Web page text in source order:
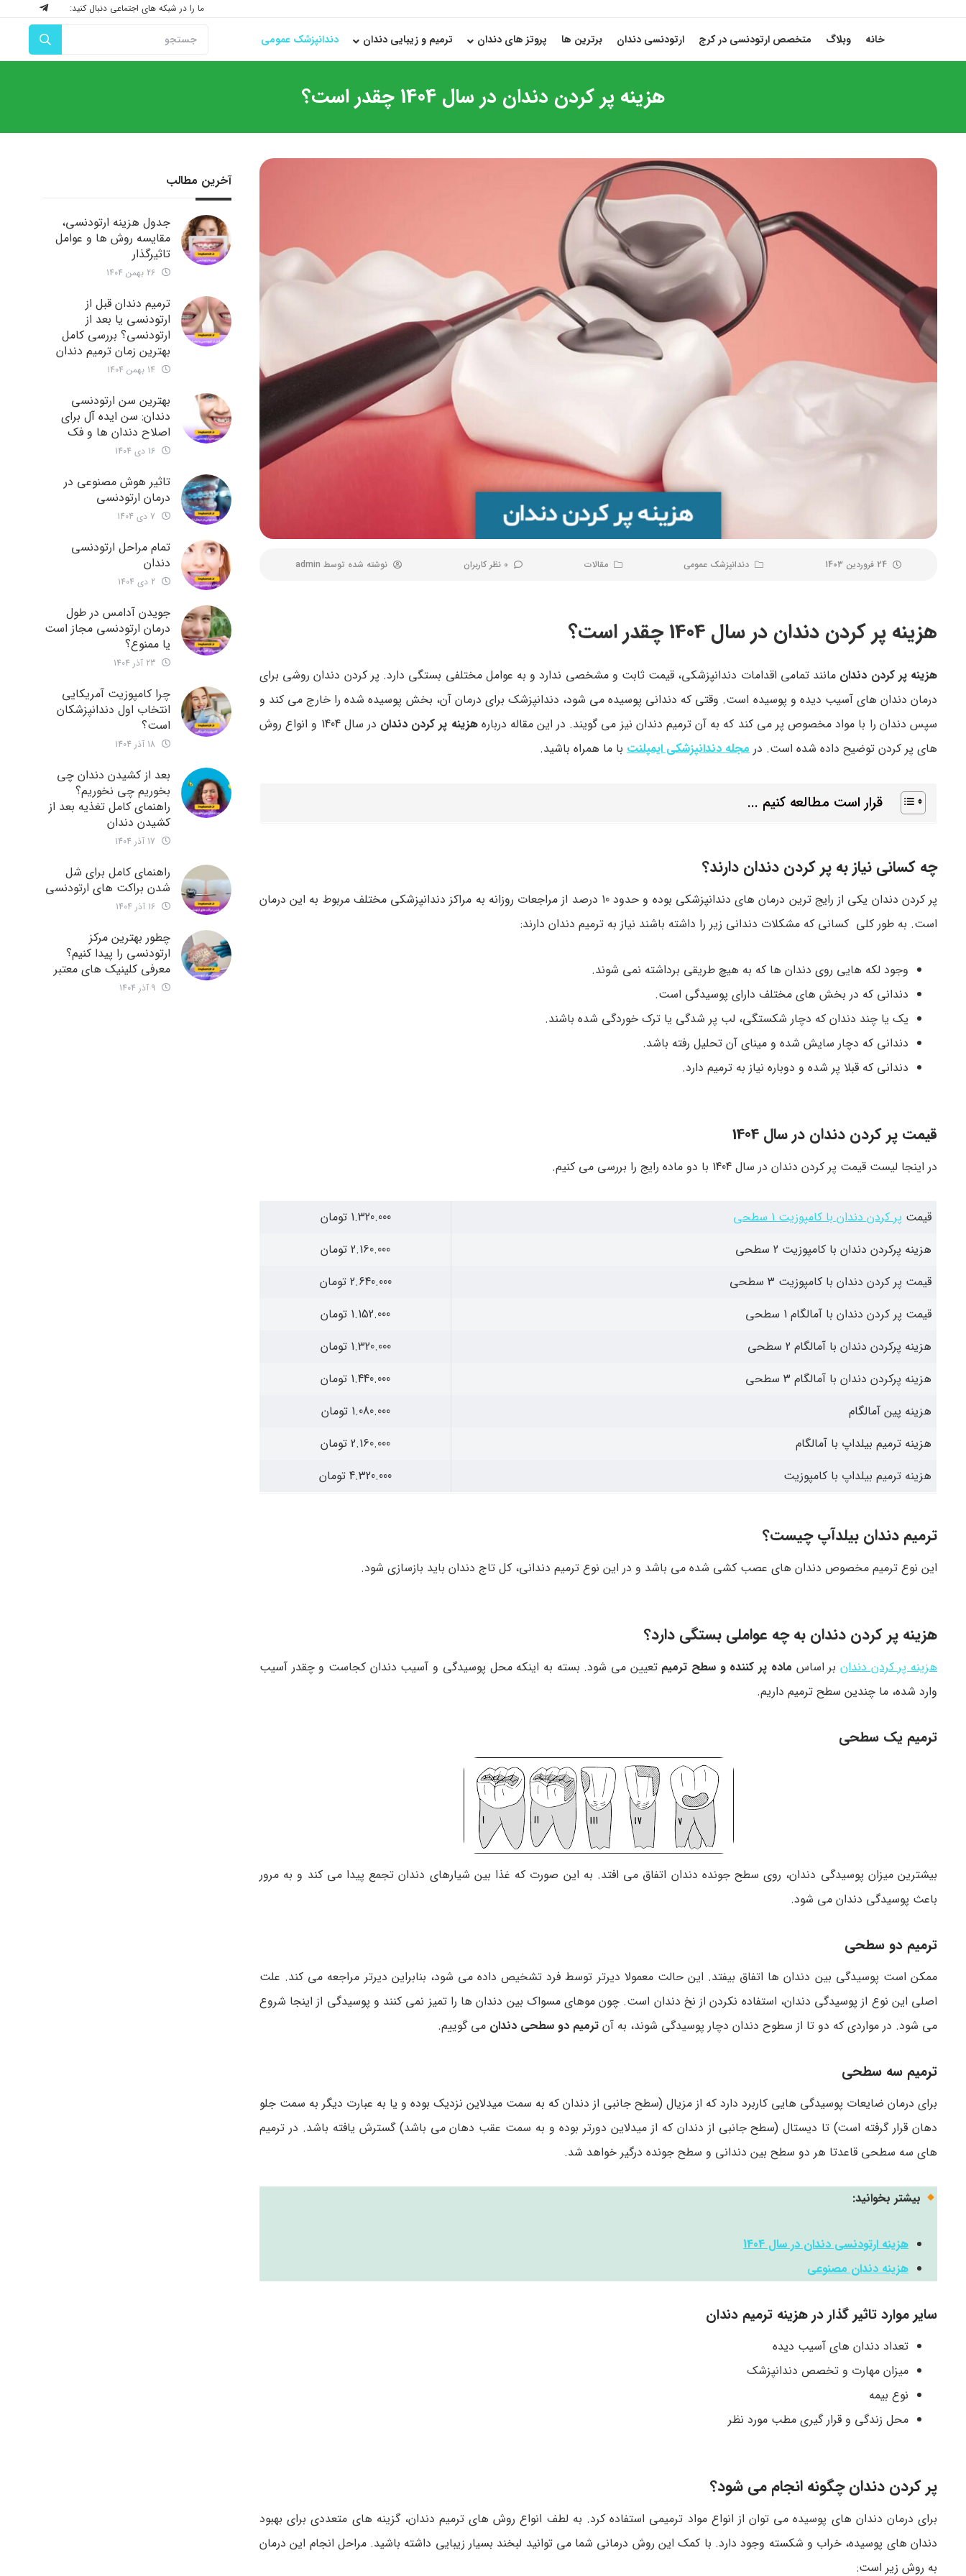
ما را در شبکه های اجتماعی دنبال کنید:
خانه وبلاگ متخصص ارتودنسی در کرج ارتودنسی دندان برترین ها پروتز های دندان ترمیم و زیبایی دندان دندانپزشک عمومی
هزینه پر کردن دندان در سال 1404 چقدر است؟
24 فروردین 1403 دندانپزشک عمومی مقالات 0 نظر کاربران نوشته شده توسط admin
هزینه پر کردن دندان در سال 1404 چقدر است؟
هزینه پر کردن دندان مانند تمامی اقدامات دندانپزشکی، قیمت ثابت و مشخصی ندارد و به عوامل مختلفی بستگی دارد. پر کردن دندان روشی برای
درمان دندان‌ های آسیب دیده و پوسیده است. وقتی که دندانی پوسیده می‌ شود، دندانپزشک برای درمان آن، بخش پوسیده شده را خارج می‌ کند و
سپس دندان را با مواد مخصوص پر می‌ کند که به آن ترمیم دندان نیز می‌ گویند. در این مقاله دربارههزینه پر کردن دندان
در سال 1404 و انواع روش
های پر کردن توضیح داده شده است. در مجله دندانپزشکی ایمپلنت با ما همراه باشید.
قرار است مطالعه کنیم ...
چه کسانی نیاز به پر کردن دندان دارند؟
پر کردن دندان یکی از رایج ترین درمان های دندانپزشکی بوده و حدود 10 درصد از مراجعات روزانه به مراکز دندانپزشکی مختلف مربوط به این درمان
است. به طور کلی کسانی که مشکلات دندانی زیر را داشته باشند نیاز به ترمیم دندان دارند:
وجود لکه هایی روی دندان ها که به هیچ طریقی برداشته نمی شوند.
دندانی که در بخش های مختلف دارای پوسیدگی است.
یک یا چند دندان که دچار شکستگی، لب پر شدگی یا ترک خوردگی شده باشند.
دندانی که دچار سایش شده و مینای آن تحلیل رفته باشد.
دندانی که قبلا پر شده و دوباره نیاز به ترمیم دارد.
قیمت پر کردن دندان در سال 1404
در اینجا لیست قیمت پر کردن دندان در سال 1404 با دو ماده رایج را بررسی می‌ کنیم.
قیمت پر کردن دندان با کامپوزیت 1 سطحی
1.320.000 تومان
هزینه پرکردن دندان با کامپوزیت 2 سطحی
2.160.000 تومان
قیمت پر کردن دندان با کامپوزیت 3 سطحی
2.640.000 تومان
قیمت پر کردن دندان با آمالگام 1 سطحی
1.152.000 تومان
هزینه پرکردن دندان با آمالگام 2 سطحی
1.320.000 تومان
هزینه پرکردن دندان با آمالگام 3 سطحی
1.440.000 تومان
هزینه پین آمالگام
1.080.000 تومان
هزینه ترمیم بیلداپ با آمالگام
2.160.000 تومان
هزینه ترمیم بیلداپ با کامپوزیت
4.320.000 تومان
ترمیم دندان بیلدآپ چیست؟
این نوع ترمیم مخصوص دندان‌ های عصب کشی شده می‌ باشد و در این نوع ترمیم دندانی، کل تاج دندان باید بازسازی شود.
هزینه پر کردن دندان به چه عواملی بستگی دارد؟
هزینه پر کردن دندان بر اساس ماده پر کننده و سطح ترمیم تعیین می‌ شود. بسته به اینکه محل پوسیدگی و آسیب دندان کجاست و چقدر آسیب
وارد شده، ما چندین سطح ترمیم داریم.
ترمیم یک سطحی
بیشترین میزان پوسیدگی دندان، روی سطح جونده دندان اتفاق می افتد. به این صورت که غذا بین شیارهای دندان تجمع پیدا می کند و به مرور
باعث پوسیدگی دندان می شود.
ترمیم دو سطحی
ممکن است پوسیدگی بین دندان ها اتفاق بیفتد. این حالت معمولا دیرتر توسط فرد تشخیص داده می شود، بنابراین دیرتر مراجعه می کند. علت
اصلی این نوع از پوسیدگی دندان، استفاده نکردن از نخ دندان است. چون موهای مسواک بین دندان ها را تمیز نمی‌ کنند و پوسیدگی از اینجا شروع
می‌ شود. در مواردی که دو تا از سطوح دندان دچار پوسیدگی شوند، به آن ترمیم دو سطحی دندان می گوییم.
ترمیم سه سطحی
برای درمان ضایعات پوسیدگی هایی کاربرد دارد که از مزیال (سطح جانبی از دندان که به سمت میدلاین نزدیک بوده و یا به عبارت دیگر به سمت جلو
دهان قرار گرفته است) تا دیستال (سطح جانبی از دندان که از میدلاین دورتر بوده و به سمت عقب دهان می باشد) گسترش یافته باشد. در ترمیم
های سه سطحی قاعدتا هر دو سطح بین دندانی و سطح جونده درگیر خواهد شد.
بیشتر بخوانید:
هزینه ارتودنسی دندان در سال 1404
هزینه دندان مصنوعی
سایر موارد تاثیر گذار در هزینه ترمیم دندان
تعداد دندان‌ های آسیب دیده
میزان مهارت و تخصص دندانپزشک
نوع بیمه
محل زندگی و قرار گیری مطب مورد نظر
پر کردن دندان چگونه انجام می‌ شود؟
برای درمان دندان‌ های پوسیده می‌ توان از انواع مواد ترمیمی استفاده کرد. به لطف انواع روش‌ های ترمیم دندان، گزینه های متعددی برای بهبود
دندان های پوسیده، خراب و شکسته وجود دارد. با کمک این روش درمانی شما می‌ توانید لبخند بسیار زیبایی داشته باشید. مراحل انجام این درمان
به روش زیر است:
آخرین مطالب
جدول هزینه ارتودنسی،
مقایسه روش ها و عوامل
تاثیرگذار
ترمیم دندان قبل از
ارتودنسی یا بعد از
ارتودنسی؟ بررسی کامل
بهترین زمان ترمیم دندان
بهترین سن ارتودنسی
دندان: سن ایده آل برای
اصلاح دندان ها و فک
تاثیر هوش مصنوعی در
درمان ارتودنسی
تمام مراحل ارتودنسی
دندان
جویدن آدامس در طول
درمان ارتودنسی مجاز است
یا ممنوع؟
چرا کامپوزیت آمریکایی
انتخاب اول دندانپزشکان
است؟
بعد از کشیدن دندان چی
بخوریم چی نخوریم؟
راهنمای کامل تغذیه بعد از
کشیدن دندان
راهنمای کامل برای شل
شدن براکت های ارتودنسی
چطور بهترین مرکز
ارتودنسی را پیدا کنیم؟
معرفی کلینیک های معتبر